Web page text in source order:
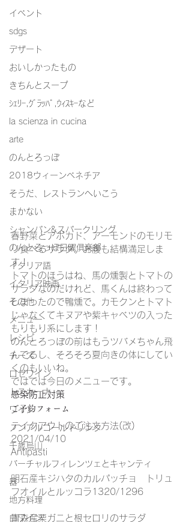
イベント
sdgs
デザート
おいしかったもの
きちんとスープ
ｼｪﾘｰ,ｸﾞﾗｯﾊﾟ,ｳｨｽｷｰなど
la scienza in cucina
arte
のんとろっぽ
2018ウィーンベネチア
そうだ、レストランへいこう
まかない
シャンパン&スパークリング
のんとろっぽ日曜俱楽部
イタリア語
イタリア映画
その他
メニュー
レシピ
チーズ
ロゼワイン
トスカーナ
ワイン
ノンアルコールドリンク
千歳烏山
バーチャルフィレンツェとキャンティ
器
地方料理
白ワイン
春野菜とアボカド、アーモンドのモリモ
リ食べるサラダ。お腹も結構満足しま
す！
トマトのほうはね、馬の燻製とトマトの
サラダなのだけれど、馬くんは終わって
しまったので鴨燻で。カモクンとトマト
じゃなくてキヌアや紫キャベツの入った
もりもり系にします！
のんとろっぽの前はもうツバメちゃん飛
んでるし、そろそろ夏向きの体にしてい
くのもいいね。
ではでは今日のメニューです。
感染防止対策
ご予約フォーム
テイクアウトのご注文方法(改)
2021/04/10
Antipasti
明石産キジハタのカルパッチョ　トリュ
フオイルとルッコラ1320/1296
青森産栗ガニと根セロリのサラダ